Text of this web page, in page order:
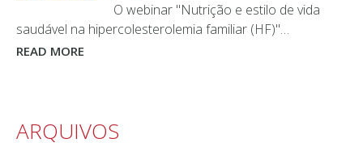
O webinar "Nutrição e estilo de vida
saudável na hipercolesterolemia familiar (HF)"…
READ MORE
ARQUIVOS